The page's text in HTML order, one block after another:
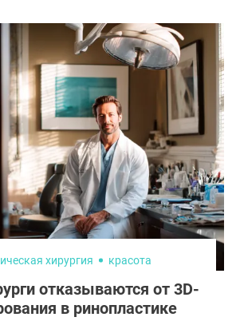
Новые возможности
породили интересный
переухоженной кожи —
состояние от переизбытка
средств и процедур.
хирургия красота
отказываются от 3D-
в ринопластике